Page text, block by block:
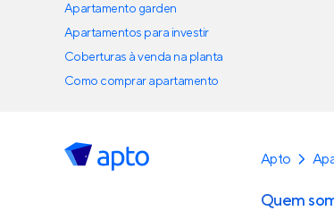
Apartamento garden
Apartamentos para investir
Coberturas à venda na planta
Como comprar apartamento
Apto
Quem